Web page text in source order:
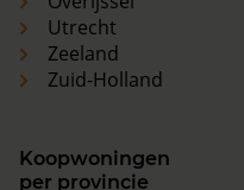
Utrecht
Zeeland
Zuid-Holland
Koopwoningen
per provincie